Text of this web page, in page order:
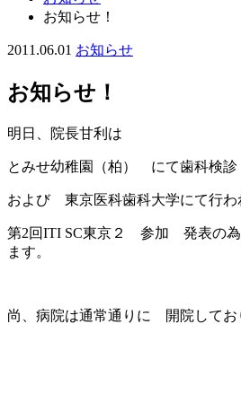
お知らせ！
2011.06.01 お知らせ
お知らせ！
明日、院長甘利は
とみせ幼稚園（柏） にて歯科検診
および 東京医科歯科大学にて行わ
第2回ITI SC東京２ 参加 発表の
ます。
尚、病院は通常通りに 開院してお